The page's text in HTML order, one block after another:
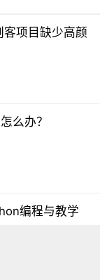
项目缺少高颜
么办？
编程与教学